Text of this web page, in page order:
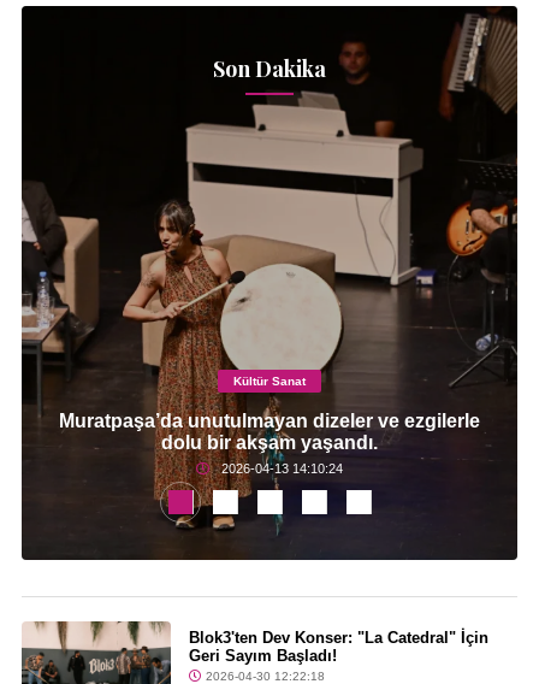
Son Dakika
Kültür Sanat
Muratpaşa’da unutulmayan dizeler ve ezgilerle
dolu bir akşam yaşandı.
2026-04-13 14:10:24
Blok3'ten Dev Konser: "La Catedral" İçin
Geri Sayım Başladı!
2026-04-30 12:22:18